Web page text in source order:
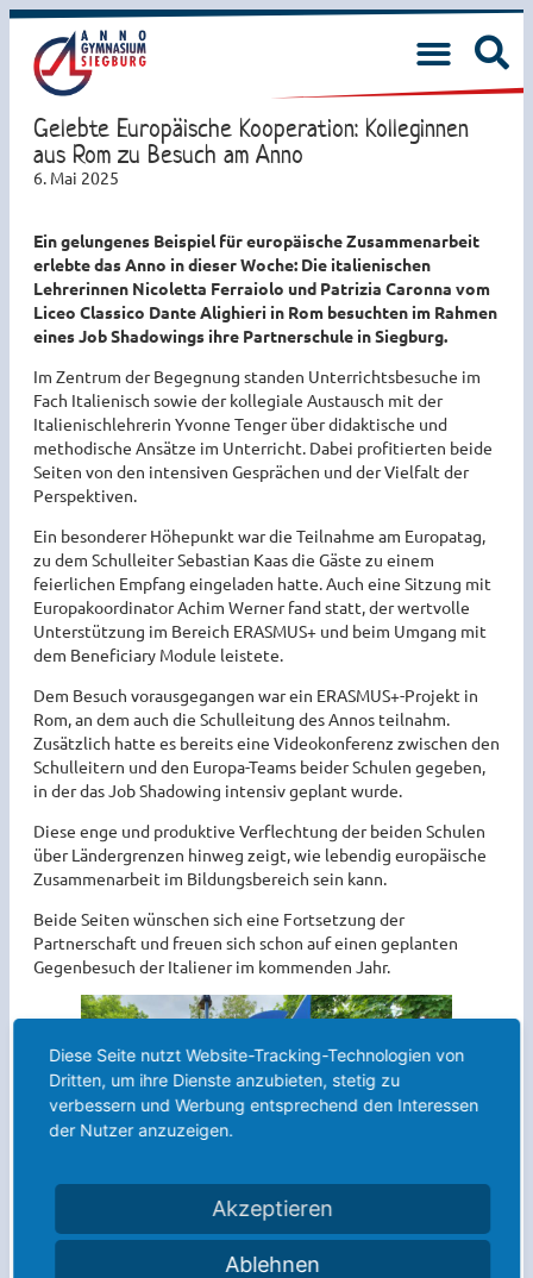
Gelebte Europäische Kooperation: Kolleginnen
aus Rom zu Besuch am Anno
6. Mai 2025
Ein gelungenes Beispiel für europäische Zusammenarbeit
erlebte das Anno in dieser Woche: Die italienischen
Lehrerinnen Nicoletta Ferraiolo und Patrizia Caronna vom
Liceo Classico Dante Alighieri in Rom besuchten im Rahmen
eines Job Shadowings ihre Partnerschule in Siegburg.
Im Zentrum der Begegnung standen Unterrichtsbesuche im
Fach Italienisch sowie der kollegiale Austausch mit der
Italienischlehrerin Yvonne Tenger über didaktische und
methodische Ansätze im Unterricht. Dabei profitierten beide
Seiten von den intensiven Gesprächen und der Vielfalt der
Perspektiven.
Ein besonderer Höhepunkt war die Teilnahme am Europatag,
zu dem Schulleiter Sebastian Kaas die Gäste zu einem
feierlichen Empfang eingeladen hatte. Auch eine Sitzung mit
Europakoordinator Achim Werner fand statt, der wertvolle
Unterstützung im Bereich ERASMUS+ und beim Umgang mit
dem Beneficiary Module leistete.
Dem Besuch vorausgegangen war ein ERASMUS+-Projekt in
Rom, an dem auch die Schulleitung des Annos teilnahm.
Zusätzlich hatte es bereits eine Videokonferenz zwischen den
Schulleitern und den Europa-Teams beider Schulen gegeben,
in der das Job Shadowing intensiv geplant wurde.
Diese enge und produktive Verflechtung der beiden Schulen
über Ländergrenzen hinweg zeigt, wie lebendig europäische
Zusammenarbeit im Bildungsbereich sein kann.
Beide Seiten wünschen sich eine Fortsetzung der
Partnerschaft und freuen sich schon auf einen geplanten
Gegenbesuch der Italiener im kommenden Jahr.
Diese Seite nutzt Website-Tracking-Technologien von
Dritten, um ihre Dienste anzubieten, stetig zu
verbessern und Werbung entsprechend den Interessen
der Nutzer anzuzeigen.
Akzeptieren
Ablehnen